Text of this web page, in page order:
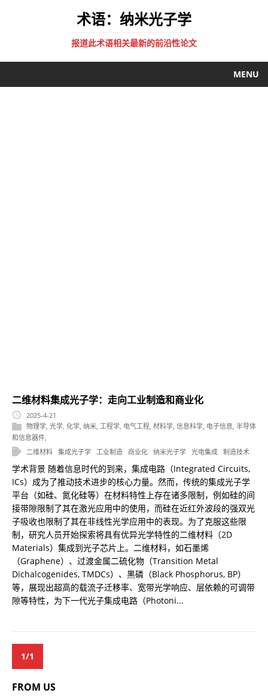
术语：纳米光子学
报道此术语相关最新的前沿性论文
MENU
二维材料集成光子学：走向工业制造和商业化
2025-4-21
物理学, 光学, 化学, 纳米, 工程学, 电气工程, 材料学, 信息科学, 电子信息, 半导体
和信息器件
二维材料 集成光子学 工业制造 商业化 纳米光子学 光电集成 制造技术
学术背景 随着信息时代的到来，集成电路（Integrated Circuits,
ICs）成为了推动技术进步的核心力量。然而，传统的集成光子学
平台（如硅、氮化硅等）在材料特性上存在诸多限制，例如硅的间
接带隙限制了其在激光应用中的使用，而硅在近红外波段的强双光
子吸收也限制了其在非线性光学应用中的表现。为了克服这些限
制，研究人员开始探索将具有优异光学特性的二维材料（2D
Materials）集成到光子芯片上。二维材料，如石墨烯
（Graphene）、过渡金属二硫化物（Transition Metal
Dichalcogenides, TMDCs）、黑磷（Black Phosphorus, BP）
等，展现出超高的载流子迁移率、宽带光学响应、层依赖的可调带
隙等特性，为下一代光子集成电路（Photoni...
1/1
FROM US